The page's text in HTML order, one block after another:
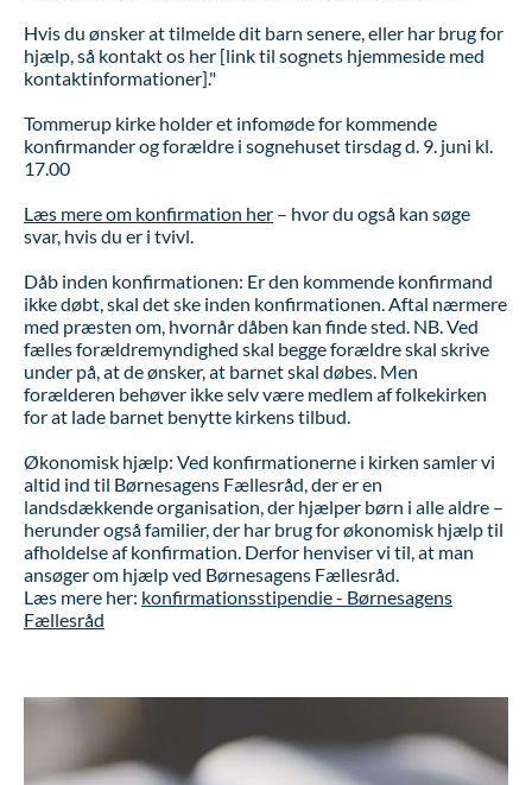
Hvis du ønsker at tilmelde dit barn senere, eller har brug for
hjælp, så kontakt os her [link til sognets hjemmeside med
kontaktinformationer]."
Tommerup kirke holder et infomøde for kommende
konfirmander og forældre i sognehuset tirsdag d. 9. juni kl.
17.00
Læs mere om konfirmation her – hvor du også kan søge
svar, hvis du er i tvivl.
Dåb inden konfirmationen: Er den kommende konfirmand
ikke døbt, skal det ske inden konfirmationen. Aftal nærmere
med præsten om, hvornår dåben kan finde sted. NB. Ved
fælles forældremyndighed skal begge forældre skal skrive
under på, at de ønsker, at barnet skal døbes. Men
forælderen behøver ikke selv være medlem af folkekirken
for at lade barnet benytte kirkens tilbud.
Økonomisk hjælp: Ved konfirmationerne i kirken samler vi
altid ind til Børnesagens Fællesråd, der er en
landsdækkende organisation, der hjælper børn i alle aldre –
herunder også familier, der har brug for økonomisk hjælp til
afholdelse af konfirmation. Derfor henviser vi til, at man
ansøger om hjælp ved Børnesagens Fællesråd.
Læs mere her: konfirmationsstipendie - Børnesagens
Fællesråd